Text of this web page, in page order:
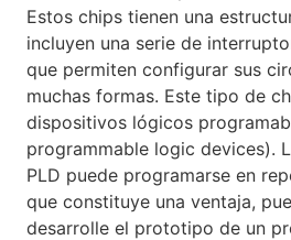
Estos chips tienen una
incluyen una serie de
que permiten configurar sus
muchas formas. Este tipo de
dispositivos lógicos
programmable logic devices).
PLD puede programarse en
que constituye una ventaja,
desarrolle el prototipo de un